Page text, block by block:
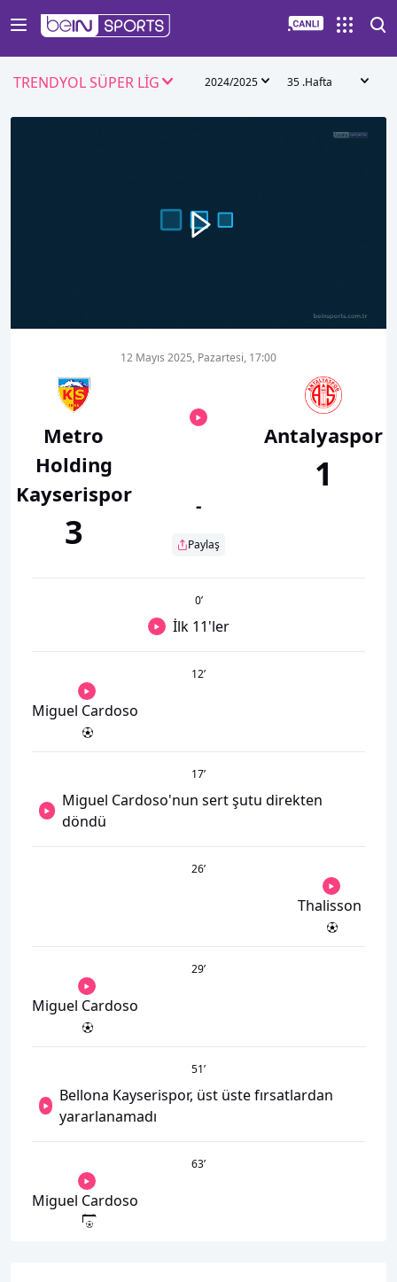
TRENDYOL SÜPER LİG 2024/2025 35 .Hafta
Metro
Holding
Kayserispor
3
12 Mayıs 2025, Pazartesi, 17:00
-
Paylaş
Antalyaspor
1
0’
İlk 11'ler
12’
Miguel Cardoso
17’
Miguel Cardoso'nun sert şutu direkten
döndü
26’
Thalisson
29’
Miguel Cardoso
51’
Bellona Kayserispor, üst üste fırsatlardan
yararlanamadı
63’
Miguel Cardoso